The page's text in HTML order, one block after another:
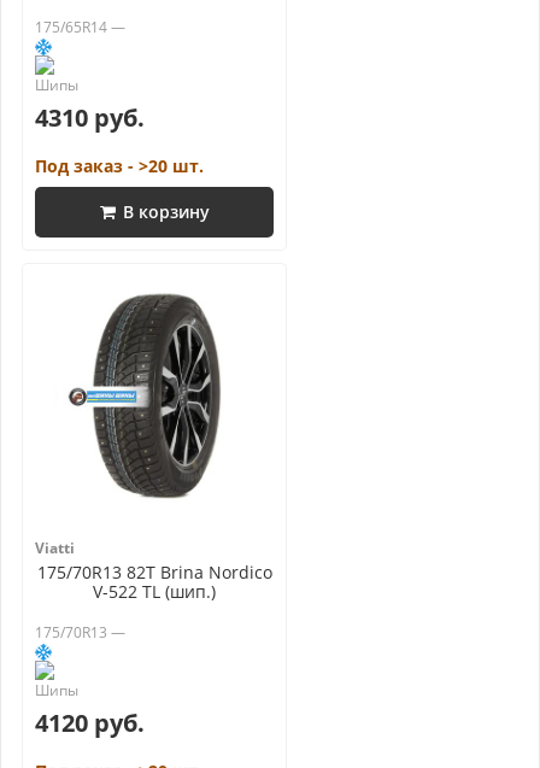
175/65R14 —
4310 руб.
Под заказ - >20 шт.
В корзину
Viatti
175/70R13 82T Brina Nordico
V-522 TL (шип.)
175/70R13 —
4120 руб.